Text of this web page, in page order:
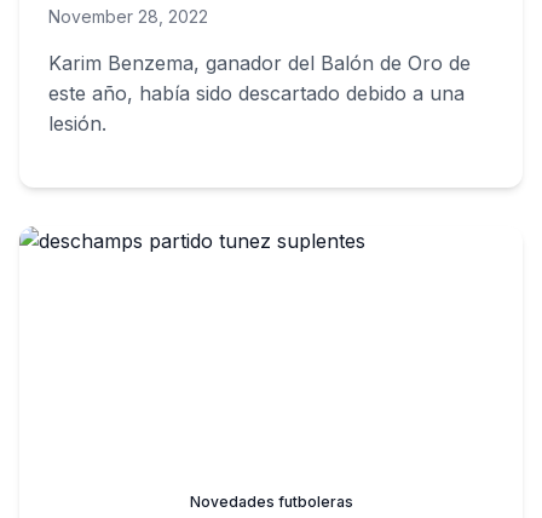
November 28, 2022
Karim Benzema, ganador del Balón de Oro de
este año, había sido descartado debido a una
lesión.
Novedades futboleras